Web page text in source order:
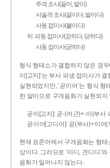
주격 조사(끝이, 밭이)
서술격 조사(끝이다, 밭이다)
사동 접미사(붙이다)
히: 피동 접미사(걷히다, 닫히다)
사동 접미사(굳히다)
형식 형태소가 결합하지 않은 경
이[고지]’는 부사 파생 접미사가
실현되었지만, ‘곧이어’는 형식
한 말이므로 구개음화가 실현되지
곧이[고지]: 곧-­(어근)+­-이(부사
곧이어[고디어]: 곧(부사)+이어(
현재 표준어에서 구개음화는 형
상이다. 그러므로 ‘마디, 견디다’
음화가 일어나지 않는다.